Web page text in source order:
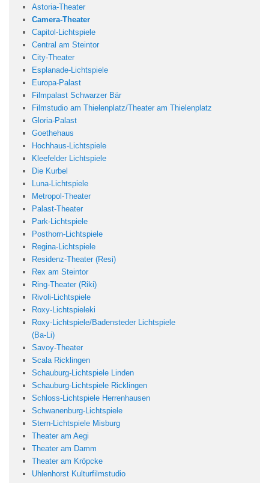
Astoria-Theater
Camera-Theater
Capitol-Lichtspiele
Central am Steintor
City-Theater
Esplanade-Lichtspiele
Europa-Palast
Filmpalast Schwarzer Bär
Filmstudio am Thielenplatz/Theater am Thielenplatz
Gloria-Palast
Goethehaus
Hochhaus-Lichtspiele
Kleefelder Lichtspiele
Die Kurbel
Luna-Lichtspiele
Metropol-Theater
Palast-Theater
Park-Lichtspiele
Posthorn-Lichtspiele
Regina-Lichtspiele
Residenz-Theater (Resi)
Rex am Steintor
Ring-Theater (Riki)
Rivoli-Lichtspiele
Roxy-Lichtspieleki
Roxy-Lichtspiele/Badensteder Lichtspiele
(Ba-Li)
Savoy-Theater
Scala Ricklingen
Schauburg-Lichtspiele Linden
Schauburg-Lichtspiele Ricklingen
Schloss-Lichtspiele Herrenhausen
Schwanenburg-Lichtspiele
Stern-Lichtspiele Misburg
Theater am Aegi
Theater am Damm
Theater am Kröpcke
Uhlenhorst Kulturfilmstudio